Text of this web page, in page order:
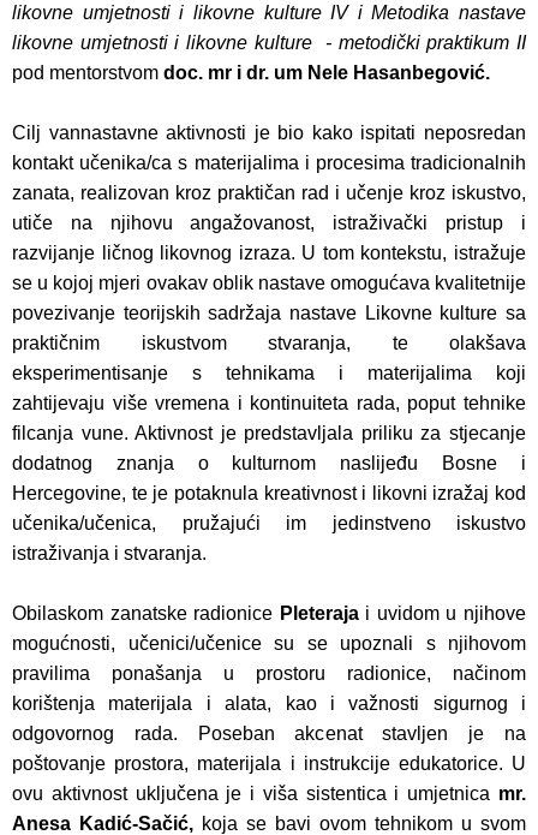
likovne umjetnosti i likovne kulture IV i Metodika nastave
likovne umjetnosti i likovne kulture - metodički praktikum II
pod mentorstvom doc. mr i dr. um Nele Hasanbegović.
Cilj vannastavne aktivnosti je bio kako ispitati neposredan
kontakt učenika/ca s materijalima i procesima tradicionalnih
zanata, realizovan kroz praktičan rad i učenje kroz iskustvo,
utiče na njihovu angažovanost, istraživački pristup i
razvijanje ličnog likovnog izraza. U tom kontekstu, istražuje
se u kojoj mjeri ovakav oblik nastave omogućava kvalitetnije
povezivanje teorijskih sadržaja nastave Likovne kulture sa
praktičnim iskustvom stvaranja, te olakšava
eksperimentisanje s tehnikama i materijalima koji
zahtijevaju više vremena i kontinuiteta rada, poput tehnike
filcanja vune. Aktivnost je predstavljala priliku za stjecanje
dodatnog znanja o kulturnom naslijeđu Bosne i
Hercegovine, te je potaknula kreativnost i likovni izražaj kod
učenika/učenica, pružajući im jedinstveno iskustvo
istraživanja i stvaranja.
Obilaskom zanatske radionice Pleterajai uvidom u njihove
mogućnosti, učenici/učenice su se upoznali s njihovom
pravilima ponašanja u prostoru radionice, načinom
korištenja materijala i alata, kao i važnosti sigurnog i
odgovornog rada. Poseban akcenat stavljen je na
poštovanje prostora, materijala i instrukcije edukatorice. U
ovu aktivnost uključena je i viša sistentica i umjetnica mr.
Anesa Kadić-Sačić, koja se bavi ovom tehnikom u svom